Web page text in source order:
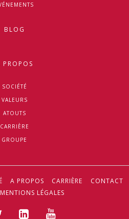
BLOG
PROPOS
SOCIÉTÉ
VALEURS
ATOUTS
CARRIÈRE
GROUPE
A PROPOS CARRIÈRE
CONTACT
MENTIONS LÉGALES